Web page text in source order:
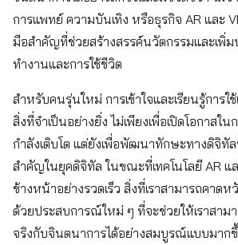
การแพทย์ ความบันเทิง หรือธุรกิจ AR และ
มือสำคัญที่ช่วยสร้างสรรค์นวัตกรรมและเพิ่
ทำงานและการใช้ชีวิต
สำหรับคนรุ่นใหม่ การเข้าใจและเรียนรู้การใช้
สิ่งที่จำเป็นอย่างยิ่ง ไม่เพียงเพื่อเปิดโอกาสใ
กำลังเติบโต แต่ยังเพื่อพัฒนาทักษะทางดิจิทั
สำคัญในยุคดิจิทัล ในขณะที่เทคโนโลยี AR แ
ข้างหน้าอย่างรวดเร็ว สิ่งที่เราสามารถคาดห
ด้วยประสบการณ์ใหม่ ๆ ที่จะช่วยให้เราสาม
จริงกับจินตนาการได้อย่างสมบูรณ์แบบมากขึ้